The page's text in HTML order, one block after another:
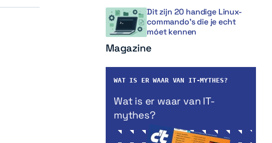
Dit zijn 20 handige Linux-
commando’s die je echt
móet kennen
Magazine
WAT IS ER WAAR VAN IT-MYTHES?
Wat is er waar van IT-
mythes?